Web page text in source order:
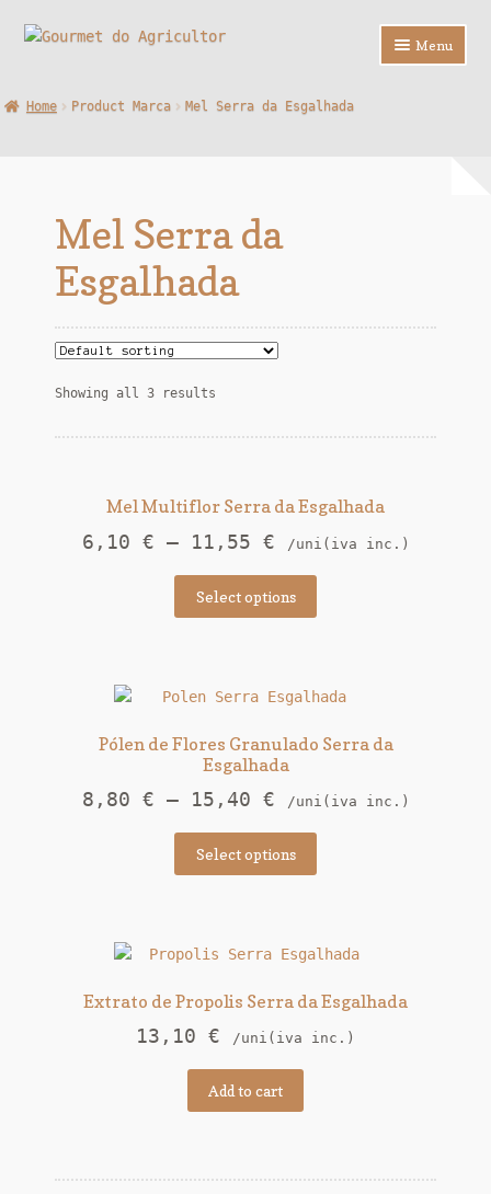
Ir
navegação
Saltar
conteúdo
Menu
Home Product Marca Mel Serra da Esgalhada
Mel Serra da
Esgalhada
Showing all 3 results
Mel Multiflor Serra da Esgalhada
6,10 € – 11,55 € /uni(iva inc.)
Select options
Pólen de Flores Granulado Serra da
Esgalhada
8,80 € – 15,40 € /uni(iva inc.)
Select options
Extrato de Propolis Serra da Esgalhada
13,10 € /uni(iva inc.)
Add to cart